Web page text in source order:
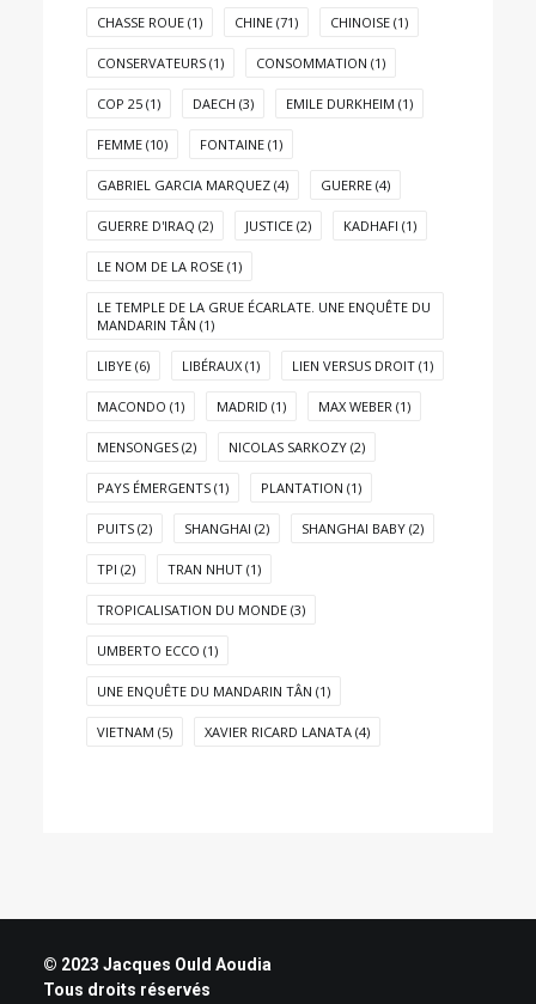
CHASSE ROUE (1) CHINE (71) CHINOISE (1)
CONSERVATEURS (1) CONSOMMATION (1)
COP 25 (1) DAECH (3) EMILE DURKHEIM (1)
FEMME (10) FONTAINE (1)
GABRIEL GARCIA MARQUEZ (4) GUERRE (4)
GUERRE D'IRAQ (2) JUSTICE (2) KADHAFI (1)
LE NOM DE LA ROSE (1)
LE TEMPLE DE LA GRUE ÉCARLATE. UNE ENQUÊTE DU
MANDARIN TÂN (1)
LIBYE (6) LIBÉRAUX (1) LIEN VERSUS DROIT (1)
MACONDO (1) MADRID (1) MAX WEBER (1)
MENSONGES (2) NICOLAS SARKOZY (2)
PAYS ÉMERGENTS (1) PLANTATION (1)
PUITS (2) SHANGHAI (2) SHANGHAI BABY (2)
TPI (2) TRAN NHUT (1)
TROPICALISATION DU MONDE (3)
UMBERTO ECCO (1)
UNE ENQUÊTE DU MANDARIN TÂN (1)
VIETNAM (5) XAVIER RICARD LANATA (4)
© 2023 Jacques Ould Aoudia
Tous droits réservés